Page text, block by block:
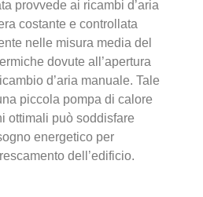
provvede ai ricambi d’aria
costante e controllata
nelle misura media del
dovute all’apertura
d’aria manuale. Tale
piccola pompa di calore
ottimali può soddisfare
energetico per
dell’edificio.